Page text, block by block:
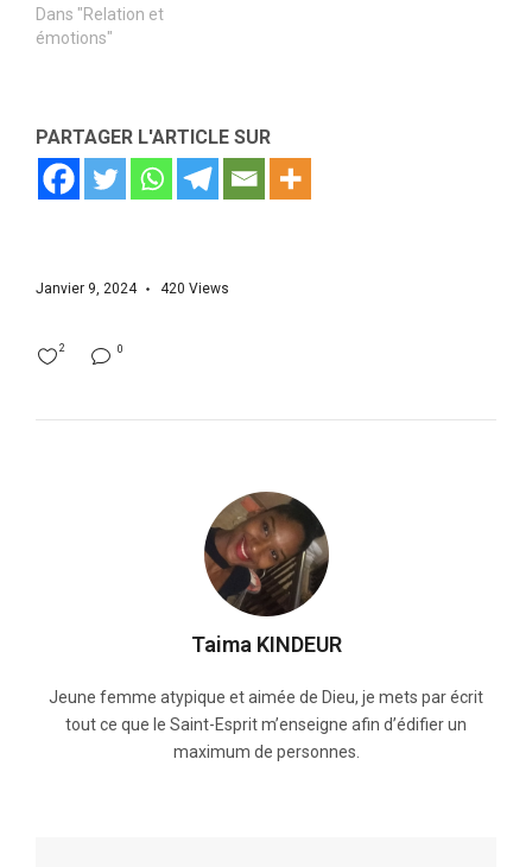
Dans "Relation et
émotions"
PARTAGER L'ARTICLE SUR
Janvier 9, 2024 420 Views
0
2
Taima KINDEUR
Jeune femme atypique et aimée de Dieu, je mets par écrit
tout ce que le Saint-Esprit m’enseigne afin d’édifier un
maximum de personnes.